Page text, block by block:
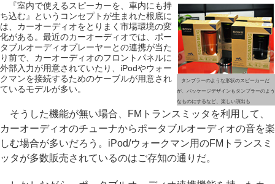
タンブラーのような形状のスピーカーだ
が、パッケージデザインもタンブラーのよう
なものにするなど、楽しい演出も
『室内で使えるスピーカーを、車内にも持
ち込む』というコンセプトが生まれた根底に
は、カーオーディオをとりまく市場環境の変
化がある。最近のカーオーディオでは、ポー
タブルオーディオプレーヤーとの連携が当た
り前で、カーオーディオのフロントパネルに
外部入力が用意されていたり、iPodやウォー
クマンを接続するためのケーブルが用意され
ているモデルが多い。
そうした機能が無い場合、FMトランスミッタを利用して、
カーオーディオのチューナからポータブルオーディオの音を楽
しむ場合が多いだろう。iPod/ウォークマン用のFMトランスミ
ッタが多数販売されているのはご存知の通りだ。